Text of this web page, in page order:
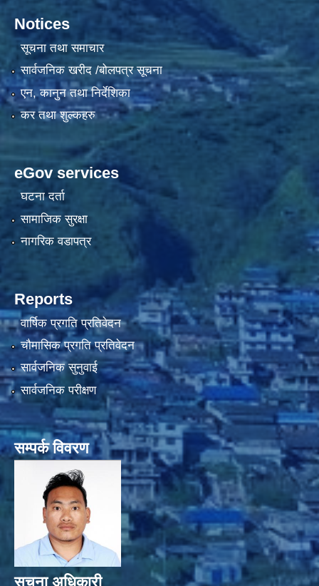
Notices
सूचना तथा समाचार
सार्वजनिक खरीद /बोलपत्र सूचना
एन, कानुन तथा निर्देशिका
कर तथा शुल्कहरु
eGov services
घटना दर्ता
सामाजिक सुरक्षा
नागरिक वडापत्र
Reports
वार्षिक प्रगति प्रतिवेदन
चौमासिक प्रगति प्रतिवेदन
सार्वजनिक सुनुवाई
सार्वजनिक परीक्षण
सम्पर्क विवरण
सूचना अधिकारी